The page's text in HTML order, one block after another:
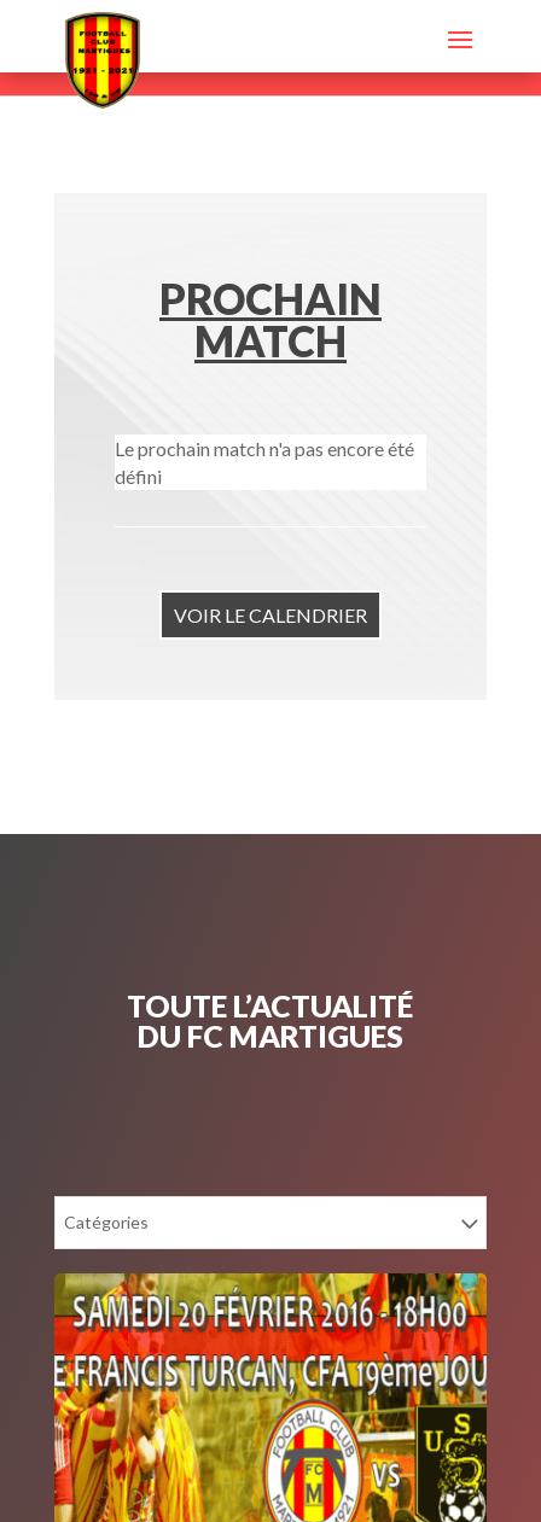
PROCHAIN
MATCH
Le prochain match n'a pas encore été
défini
VOIR LE CALENDRIER
TOUTE L’ACTUALITÉ
DU FC MARTIGUES
Catégories